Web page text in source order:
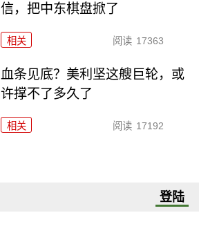
信，把中东棋盘掀了
相关 阅读 17363
血条见底？美利坚这艘巨轮，或
许撑不了多久了
相关 阅读 17192
登陆